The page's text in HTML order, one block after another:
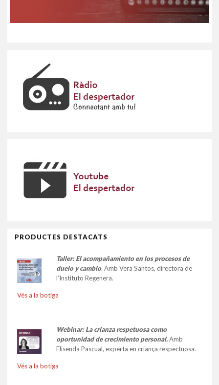
PRODUCTES DESTACATS
Taller: El acompañamiento en los procesos de
duelo y cambio.Amb Vera Santos, directora de
l’Instituto Regenera.
Vés a la botiga
Webinar: La crianza respetuosa como
oportunidad de crecimiento personal.Amb
Elisenda Pascual, experta en criança respectuosa.
Vés a la botiga